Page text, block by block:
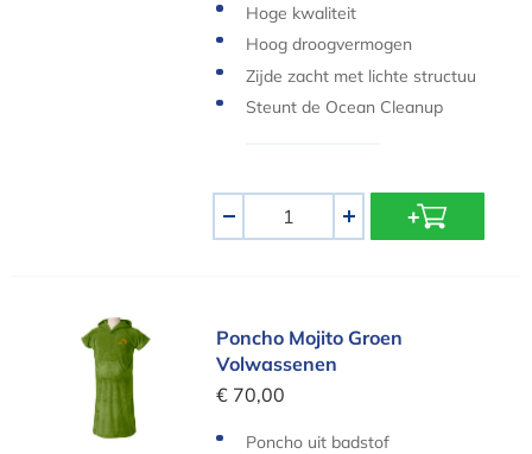
Hoge kwaliteit
Hoog droogvermogen
Zijde zacht met lichte structuu
r
Steunt de Ocean Cleanup
+
Poncho Mojito Groen Volwassenen
Poncho Mojito Groen
Volwassenen
€ 70,00
Poncho uit badstof